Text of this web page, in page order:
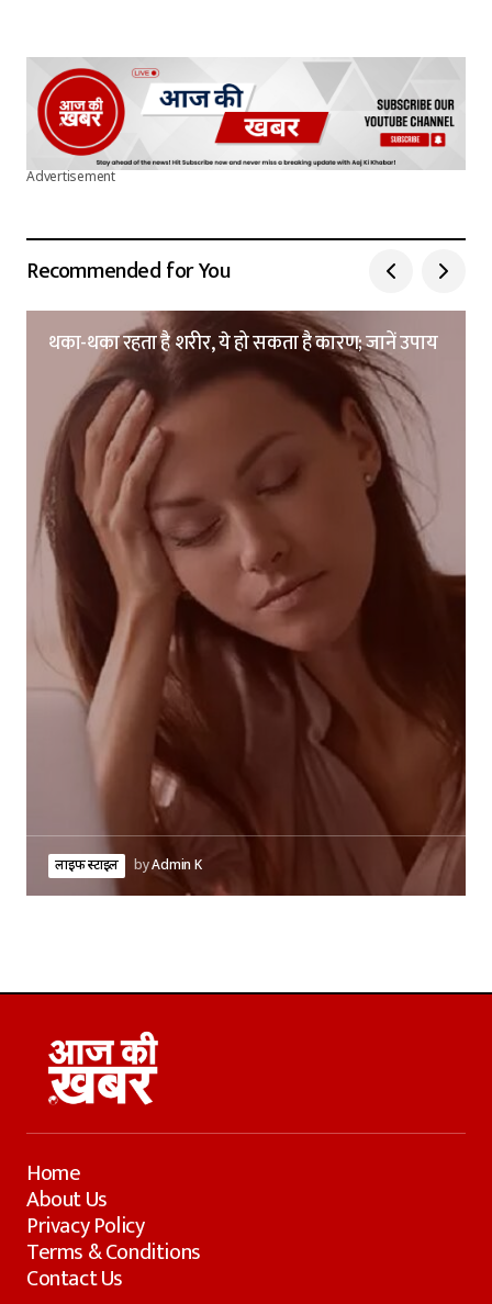
Advertisement
Recommended for You
थका-थका रहता है शरीर, ये हो सकता है कारण; जानें उपाय
लाइफ स्टाइल byAdmin K
Home
About Us
Privacy Policy
Terms & Conditions
Contact Us